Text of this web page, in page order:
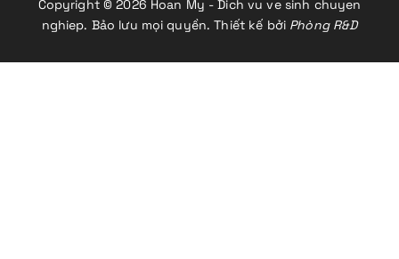
Copyright © 2026 Hoan My - Dich vu ve sinh chuyen
nghiep. Bảo lưu mọi quyền. Thiết kế bởi Phòng R&D